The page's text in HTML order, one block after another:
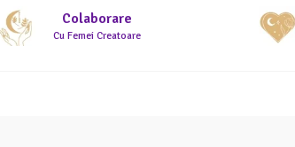
Colaborare
Cu Femei Creatoare